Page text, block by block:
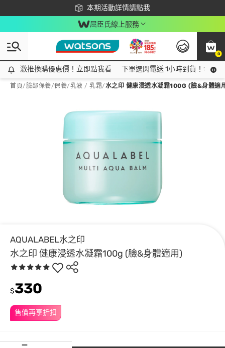
本期活動詳情請點我
下載app最高回饋$350
屈臣氏線上服務
0
激推換購優惠價！立即點我看
激推換購優惠價！立即點我看 下單選閃電送 1小時到貨！領神
首頁/臉部保養/保養/乳液 / 乳霜/水之印 健康浸透水凝霜100G (臉&身體適
AQUALABEL水之印
水之印 健康浸透水凝霜100g (臉&身體適用)
售價再享折扣
$330